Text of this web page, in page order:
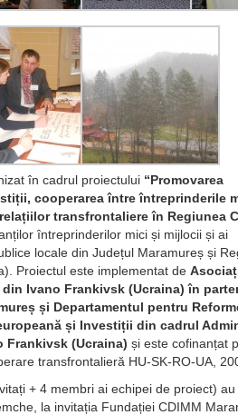
în cadrul proiectului “Promovarea
cooperarea între întreprinderile
transfrontaliere în Regiunea
întreprinderilor mici și mijlocii și ai
locale din Județul Maramureș și
Proiectul este implementat de
Ivano Frankivsk (Ucraina) în
și Departamentul pentru
și Investiții din cadrul
Frankivsk (Ucraina) și este cofinanțat
transfrontalieră HU-SK-RO-UA,
+ 4 membri ai echipei de proiect)
la invitația Fundației CDIMM